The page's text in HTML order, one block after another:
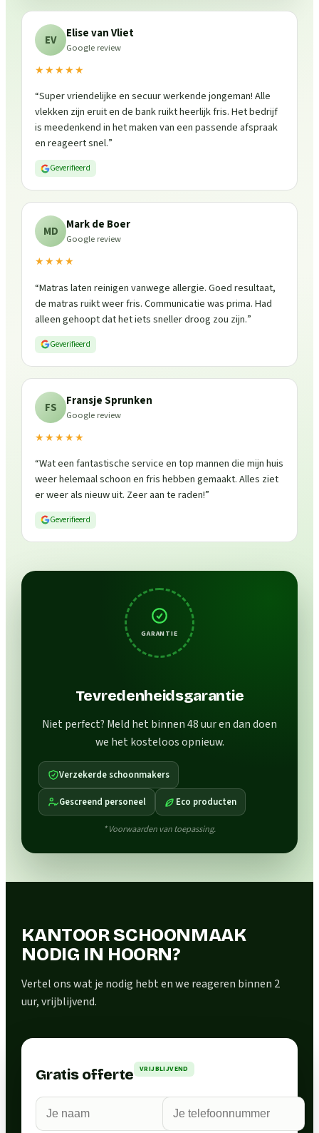
EV Elise van Vliet
Google review
★★★★★
“Super vriendelijke en secuur werkende jongeman! Alle
vlekken zijn eruit en de bank ruikt heerlijk fris. Het bedrijf
is meedenkend in het maken van een passende afspraak
en reageert snel.”
Geverifieerd
MD Mark de Boer
Google review
★★★★
“Matras laten reinigen vanwege allergie. Goed resultaat,
de matras ruikt weer fris. Communicatie was prima. Had
alleen gehoopt dat het iets sneller droog zou zijn.”
Geverifieerd
FS Fransje Sprunken
Google review
★★★★★
“Wat een fantastische service en top mannen die mijn huis
weer helemaal schoon en fris hebben gemaakt. Alles ziet
er weer als nieuw uit. Zeer aan te raden!”
Geverifieerd
GARANTIE
Tevredenheidsgarantie
Niet perfect? Meld het binnen 48 uur en dan doen
we het kosteloos opnieuw.
Verzekerde schoonmakers
Gescreend personeel Eco producten
* Voorwaarden van toepassing.
KANTOOR SCHOONMAAK
NODIG IN HOORN?
Vertel ons wat je nodig hebt en we reageren binnen 2
uur, vrijblijvend.
Gratis offerte VRIJBLIJVEND